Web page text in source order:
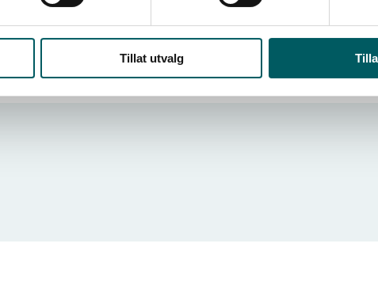
Tillat utvalg
som «samfunnskritisk virksomhet», med svært
Audun Ingvartsen.